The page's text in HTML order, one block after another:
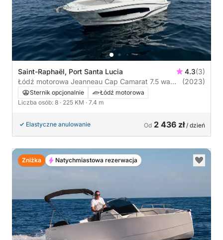
Saint-Raphaël, Port Santa Lucia 4.3(3)
Łódź motorowa Jeanneau Cap Camarat 7.5 wa
225KM
(2023)
Sternik opcjonalnie
Łódź motorowa
Liczba osób: 8 · 225 KM · 7.4 m
Elastyczne anulowanie Od 2 436 zł/ dzień
Zniżka Natychmiastowa rezerwacja